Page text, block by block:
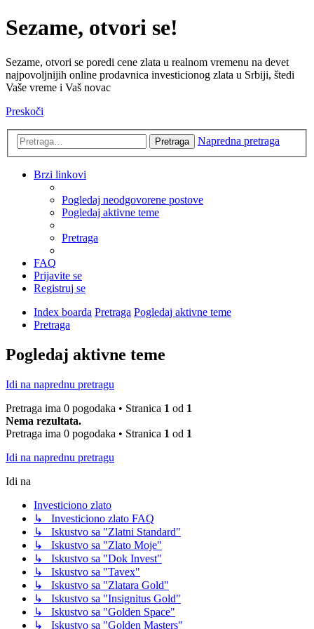
Sezame, otvori se!
Sezame, otvori se poredi cene zlata u realnom vremenu na devet
najpovoljnijih online prodavnica investicionog zlata u Srbiji, štedi
Vaše vreme i Vaš novac
Preskoči
Pretraga Napredna pretraga
Brzi linkovi
Pogledaj neodgovorene postove
Pogledaj aktivne teme
Pretraga
FAQ
Prijavite se
Registruj se
Index boarda Pretraga Pogledaj aktivne teme
Pretraga
Pogledaj aktivne teme
Idi na naprednu pretragu
Pretraga ima 0 pogodaka • Stranica 1 od 1
Nema rezultata.
Pretraga ima 0 pogodaka • Stranica 1 od 1
Idi na naprednu pretragu
Idi na
Investiciono zlato
↳ Investiciono zlato FAQ
↳ Iskustvo sa "Zlatni Standard"
↳ Iskustvo sa "Zlato Moje"
↳ Iskustvo sa "Dok Invest"
↳ Iskustvo sa "Tavex"
↳ Iskustvo sa "Zlatara Gold"
↳ Iskustvo sa "Insignitus Gold"
↳ Iskustvo sa "Golden Space"
↳ Iskustvo sa "Golden Masters"